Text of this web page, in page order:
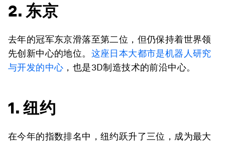
2. 东京
去年的冠军东京滑落至第二位，但仍保持着世界领
先创新中心的地位。 这座日本大都市是机器人研究
与开发的中心 ，也是3D制造技术的前沿中心。
1. 纽约
在今年的指数排名中，纽约跃升了三位，成为最大